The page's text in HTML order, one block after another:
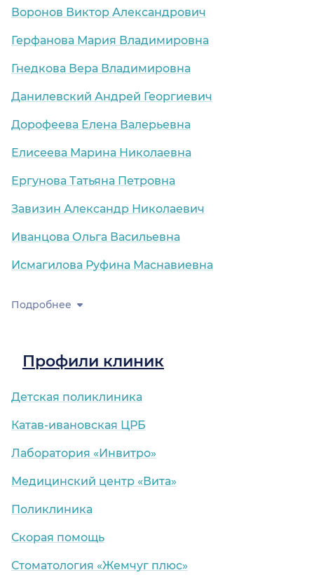
Воронов Виктор Александрович
Герфанова Мария Владимировна
Гнедкова Вера Владимировна
Данилевский Андрей Георгиевич
Дорофеева Елена Валерьевна
Елисеева Марина Николаевна
Ергунова Татьяна Петровна
Завизин Александр Николаевич
Иванцова Ольга Васильевна
Исмагилова Руфина Маснавиевна
Подробнее
Профили клиник
Детская поликлиника
Катав-ивановская ЦРБ
Лаборатория «Инвитро»
Медицинский центр «Вита»
Поликлиника
Скорая помощь
Стоматология «Жемчуг плюс»